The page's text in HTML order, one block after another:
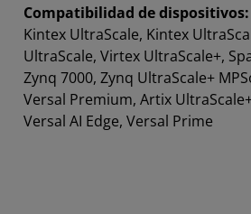
Compatibilidad de dispositivos:
Kintex UltraScale, Kintex
UltraScale, Virtex UltraScale+,
Zynq 7000, Zynq UltraScale+
Versal Premium, Artix
Versal AI Edge, Versal Prime